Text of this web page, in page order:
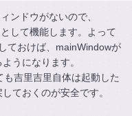
ンドウがないので、
して機能します。よって
ておけば、mainWindowが
うになります。
吉里吉里自体は起動した
ておくのが安全です。